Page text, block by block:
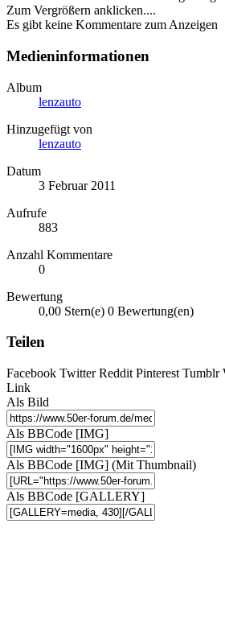
Zum Vergrößern anklicken....
Es gibt keine Kommentare zum Anzeigen
Medieninformationen
Album
lenzauto
Hinzugefügt von
lenzauto
Datum
3 Februar 2011
Aufrufe
883
Anzahl Kommentare
0
Bewertung
0,00 Stern(e) 0 Bewertung(en)
Teilen
Facebook Twitter Reddit Pinterest Tumblr
Link
Als Bild
Als BBCode [IMG]
Als BBCode [IMG] (Mit Thumbnail)
Als BBCode [GALLERY]